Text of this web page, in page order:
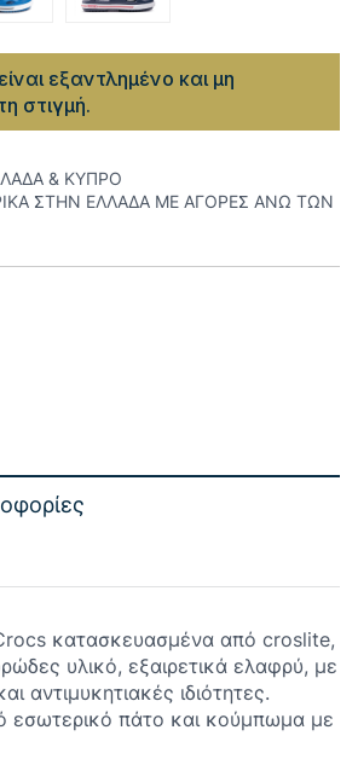
εξαντλημένο και μη
στιγμή.
& ΚΥΠΡΟ
ΣΤΗΝ ΕΛΛΑΔΑ ΜΕ ΑΓΟΡΕΣ ΑΝΩ ΤΩΝ
κατασκευασμένα από croslite,
υλικό, εξαιρετικά ελαφρύ, με
αντιμυκητιακές ιδιότητες.
εσωτερικό πάτο και κούμπωμα με